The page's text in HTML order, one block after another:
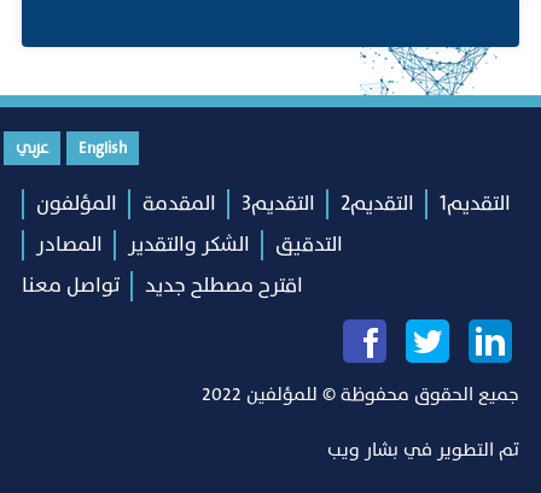
English عربي
التقديم1 التقديم2 التقديم3 المقدمة
المؤلفون
التدقيق
الشكر والتقدير
المصادر
اقترح مصطلح جديد
تواصل معنا
جميع الحقوق محفوظة © للمؤلفين 2022
تم التطوير في بشار ويب